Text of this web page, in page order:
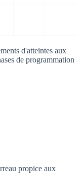
d'atteintes aux
de programmation
propice aux